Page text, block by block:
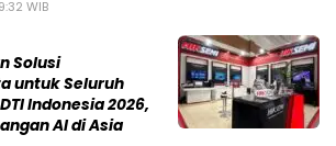
WIB
Solusi
untuk Seluruh
Indonesia 2026,
AI di Asia